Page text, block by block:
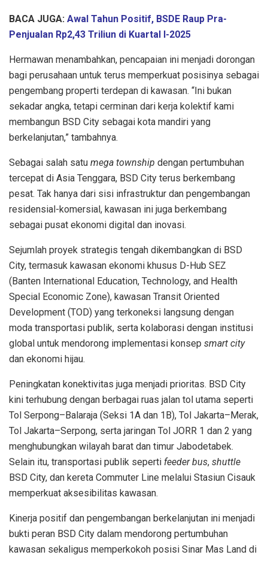
BACA JUGA: Awal Tahun Positif, BSDE Raup Pra-
Penjualan Rp2,43 Triliun di Kuartal I-2025
Hermawan menambahkan, pencapaian ini menjadi dorongan
bagi perusahaan untuk terus memperkuat posisinya sebagai
pengembang properti terdepan di kawasan. “Ini bukan
sekadar angka, tetapi cerminan dari kerja kolektif kami
membangun BSD City sebagai kota mandiri yang
berkelanjutan,” tambahnya.
Sebagai salah satu mega township dengan pertumbuhan
tercepat di Asia Tenggara, BSD City terus berkembang
pesat. Tak hanya dari sisi infrastruktur dan pengembangan
residensial-komersial, kawasan ini juga berkembang
sebagai pusat ekonomi digital dan inovasi.
Sejumlah proyek strategis tengah dikembangkan di BSD
City, termasuk kawasan ekonomi khusus D-Hub SEZ
(Banten International Education, Technology, and Health
Special Economic Zone), kawasan Transit Oriented
Development (TOD) yang terkoneksi langsung dengan
moda transportasi publik, serta kolaborasi dengan institusi
global untuk mendorong implementasi konsep smart city
dan ekonomi hijau.
Peningkatan konektivitas juga menjadi prioritas. BSD City
kini terhubung dengan berbagai ruas jalan tol utama seperti
Tol Serpong–Balaraja (Seksi 1A dan 1B), Tol Jakarta–Merak,
Tol Jakarta–Serpong, serta jaringan Tol JORR 1 dan 2 yang
menghubungkan wilayah barat dan timur Jabodetabek.
Selain itu, transportasi publik seperti feeder bus, shuttle
BSD City, dan kereta Commuter Line melalui Stasiun Cisauk
memperkuat aksesibilitas kawasan.
Kinerja positif dan pengembangan berkelanjutan ini menjadi
bukti peran BSD City dalam mendorong pertumbuhan
kawasan sekaligus memperkokoh posisi Sinar Mas Land di